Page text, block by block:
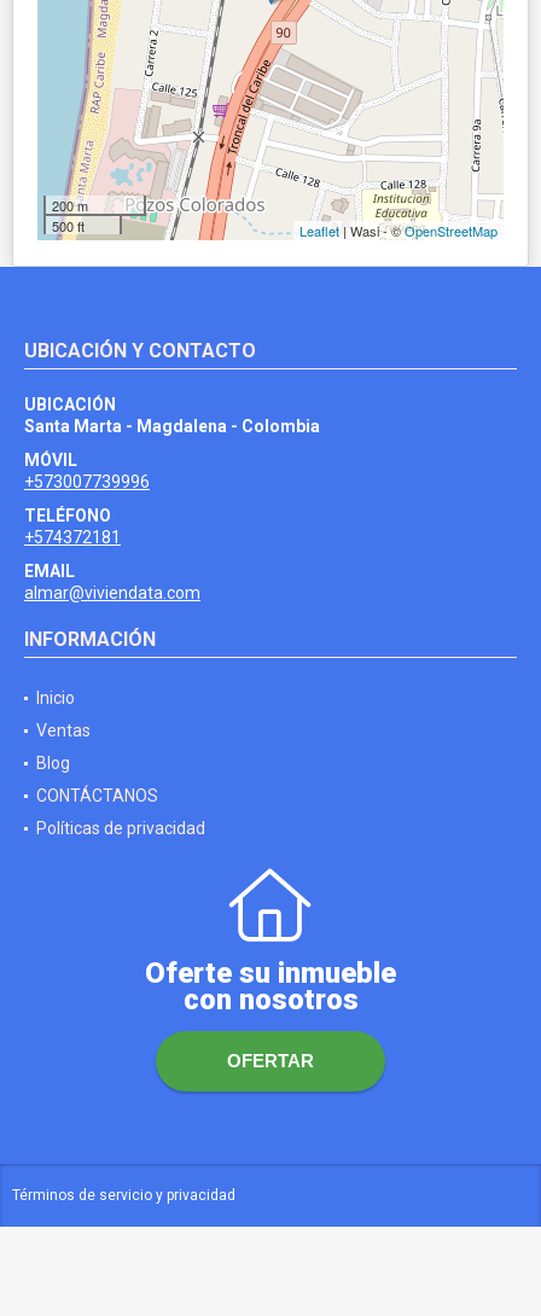
200 m
500 ft
Leaflet | Wasi - ©OpenStreetMap
UBICACIÓN Y CONTACTO
UBICACIÓN
Santa Marta - Magdalena - Colombia
MÓVIL
+573007739996
TELÉFONO
+574372181
EMAIL
almar@viviendata.com
INFORMACIÓN
Inicio
Ventas
Blog
CONTÁCTANOS
Políticas de privacidad
Oferte su inmueble
con nosotros
OFERTAR
Términos de servicio y privacidad